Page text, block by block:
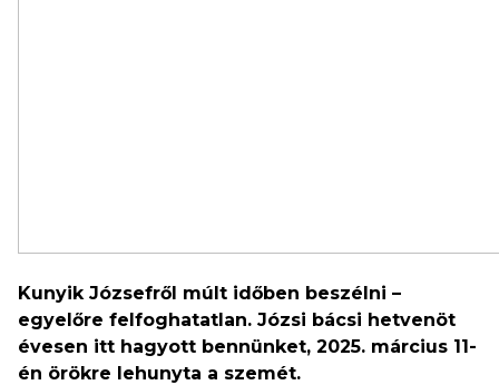
Kunyik Józsefről múlt időben beszélni –
egyelőre felfoghatatlan. Józsi bácsi hetvenöt
évesen itt hagyott bennünket, 2025. március 11-
én örökre lehunyta a szemét.